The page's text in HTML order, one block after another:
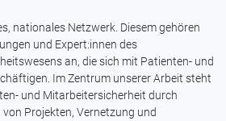
nationales Netzwerk. Diesem gehören
und Expert:innen des
an, die sich mit Patienten- und
Im Zentrum unserer Arbeit steht
und Mitarbeitersicherheit durch
Projekten, Vernetzung und